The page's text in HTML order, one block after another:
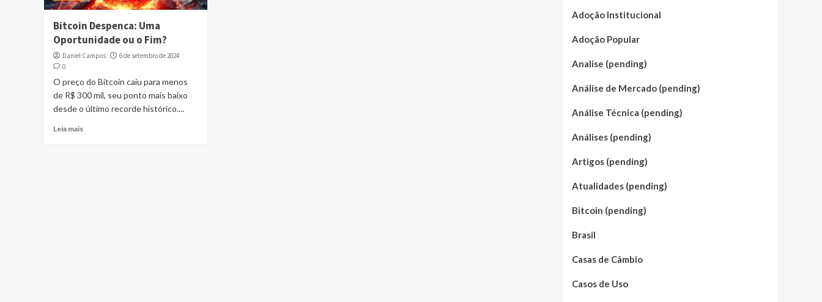
Bitcoin Despenca: Uma
Oportunidade ou o Fim?
Daniel Campos
6 de setembro de 2024
0
O preço do Bitcoin caiu para menos
de R$ 300 mil, seu ponto mais baixo
desde o último recorde histórico....
Leia mais
Adoção Institucional
Adoção Popular
Analise (pending)
Análise de Mercado (pending)
Análise Técnica (pending)
Análises (pending)
Artigos (pending)
Atualidades (pending)
Bitcoin (pending)
Brasil
Casas de Câmbio
Casos de Uso